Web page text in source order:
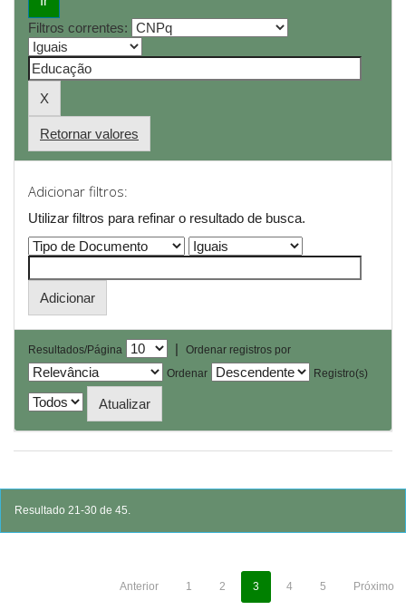
Filtros correntes:
Retornar valores
Adicionar filtros:
Utilizar filtros para refinar o resultado de busca.
Resultados/Página |
Ordenar registros por
Ordenar
Registro(s)
Resultado 21-30 de 45.
Anterior 1 2 3 4 5 Próximo